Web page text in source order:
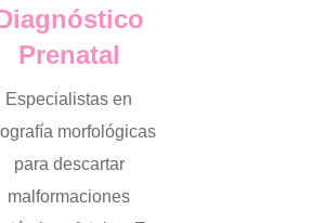
Prenatal
Especialistas en
morfológicas
para descartar
malformaciones